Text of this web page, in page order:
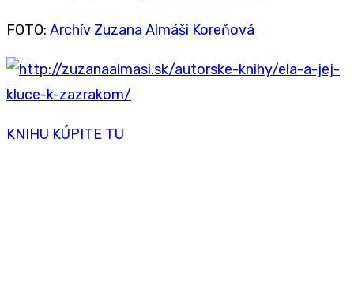
FOTO: Archív Zuzana Almáši Koreňová
KNIHU KÚPITE TU